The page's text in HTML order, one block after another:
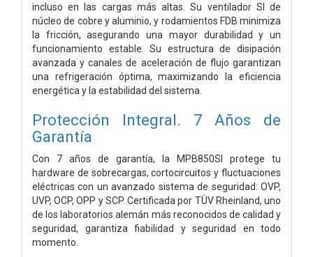
incluso en las cargas más altas. Su ventilador SI de
núcleo de cobre y aluminio, y rodamientos FDB minimiza
la fricción, asegurando una mayor durabilidad y un
funcionamiento estable. Su estructura de disipación
avanzada y canales de aceleración de flujo garantizan
una refrigeración óptima, maximizando la eficiencia
energética y la estabilidad del sistema.
Protección Integral. 7 Años de
Garantía
Con 7 años de garantía, la MPB850SI protege tu
hardware de sobrecargas, cortocircuitos y fluctuaciones
eléctricas con un avanzado sistema de seguridad: OVP,
UVP, OCP, OPP y SCP. Certificada por TÜV Rheinland, uno
de los laboratorios alemán más reconocidos de calidad y
seguridad, garantiza fiabilidad y seguridad en todo
momento.